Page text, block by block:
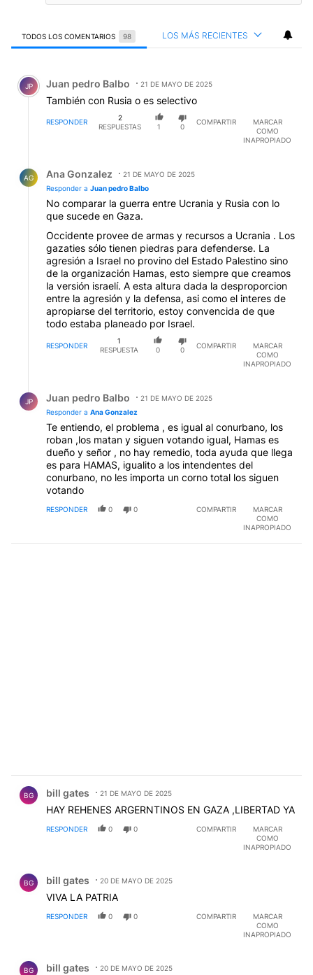
TODOS LOS COMENTARIOS 98 LOS MÁS RECIENTES
Comentario de Juan pedro Balbo.
JP Juan pedro Balbo 21 DE MAYO DE 2025
También con Rusia o es selectivo
RESPONDER
2
RESPUESTAS
1 0
COMPARTIR
MARCAR
COMO
INAPROPIADO
AG Ana Gonzalez
21 DE MAYO DE 2025
Responder a Juan pedro Balbo
No comparar la guerra entre Ucrania y Rusia con lo
que sucede en Gaza.
Occidente provee de armas y recursos a Ucrania . Los
gazaties sólo tienen piedras para defenderse. La
agresión a Israel no provino del Estado Palestino sino
de la organización Hamas, esto siempre que creamos
la versión israelí. A esta altura dada la desproporcion
entre la agresión y la defensa, asi como el interes de
apropiarse del territorio, estoy convencida de que
todo estaba planeado por Israel.
RESPONDER
1
RESPUESTA
0 0
COMPARTIR
MARCAR
COMO
INAPROPIADO
JP Juan pedro Balbo
21 DE MAYO DE 2025
Responder a Ana Gonzalez
Te entiendo, el problema , es igual al conurbano, los
roban ,los matan y siguen votando igual, Hamas es
dueño y señor , no hay remedio, toda ayuda que llega
es para HAMAS, igualito a los intendentes del
conurbano, no les importa un corno total los siguen
votando
RESPONDER 0 0 COMPARTIR
MARCAR
COMO
INAPROPIADO
BG bill gates 21 DE MAYO DE 2025
HAY REHENES ARGERNTINOS EN GAZA ,LIBERTAD YA
RESPONDER 0 0 COMPARTIR
MARCAR
COMO
INAPROPIADO
BG bill gates 20 DE MAYO DE 2025
VIVA LA PATRIA
RESPONDER 0 0 COMPARTIR
MARCAR
COMO
INAPROPIADO
BG bill gates 20 DE MAYO DE 2025